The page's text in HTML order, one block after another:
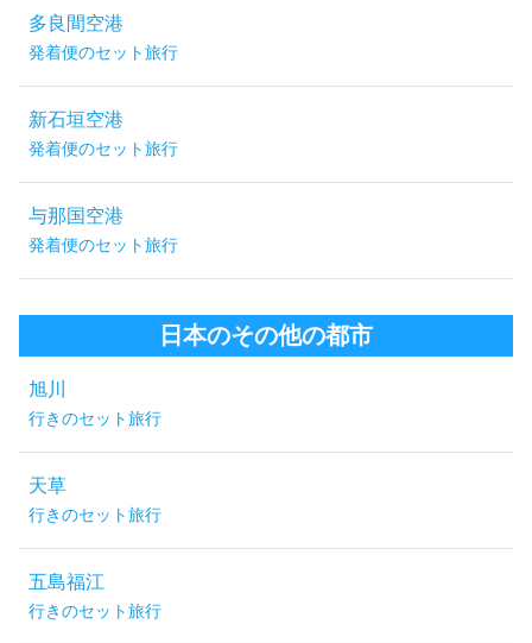
多良間空港
発着便のセット旅行
新石垣空港
発着便のセット旅行
与那国空港
発着便のセット旅行
日本のその他の都市
旭川
行きのセット旅行
天草
行きのセット旅行
五島福江
行きのセット旅行